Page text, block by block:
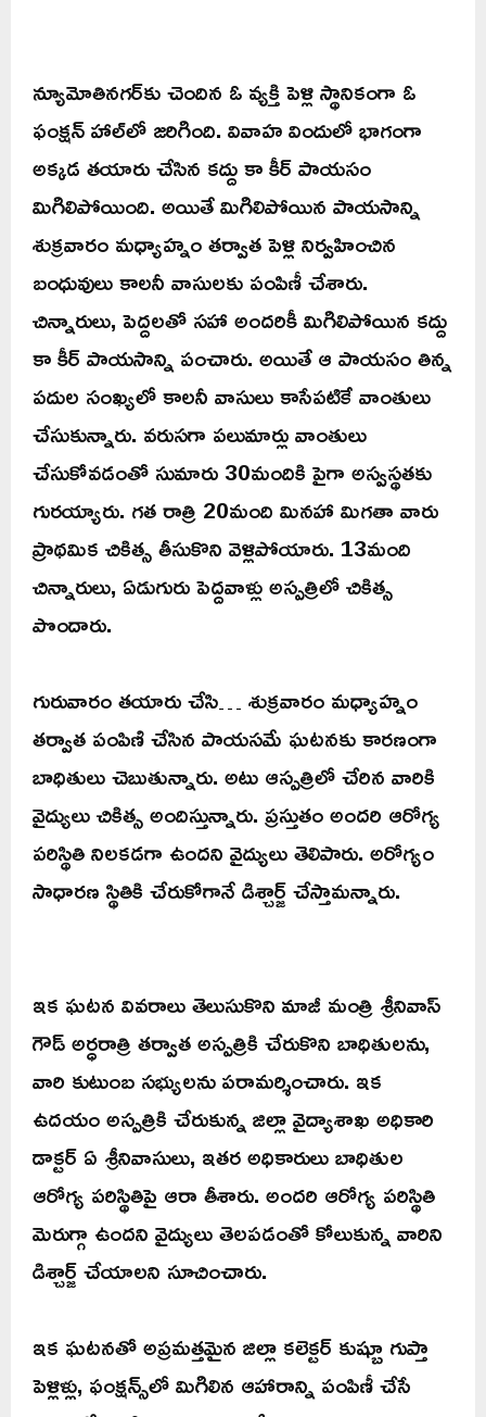
న్యూమోతినగర్‌కు చెందిన ఓ వ్యక్తి పెళ్లి స్థానికంగా ఓ
ఫంక్షన్ హాల్‌లో జరిగింది. వివాహ విందులో భాగంగా
అక్కడ తయారు చేసిన కద్దు కా కీర్ పాయసం
మిగిలిపోయింది. అయితే మిగిలిపోయిన పాయసాన్ని
శుక్రవారం మధ్యాహ్నం తర్వాత పెళ్లి నిర్వహించిన
బంధువులు కాలనీ వాసులకు పంపిణీ చేశారు.
చిన్నారులు, పెద్దలతో సహా అందరికీ మిగిలిపోయిన కద్దు
కా కీర్ పాయసాన్ని పంచారు. అయితే ఆ పాయసం తిన్న
పదుల సంఖ్యలో కాలనీ వాసులు కాసేపటికే వాంతులు
చేసుకున్నారు. వరుసగా పలుమార్లు వాంతులు
చేసుకోవడంతో సుమారు 30మందికి పైగా అస్వస్థతకు
గురయ్యారు. గత రాత్రి 20మంది మినహా మిగతా వారు
ప్రాథమిక చికిత్స తీసుకొని వెళ్లిపోయారు. 13మంది
చిన్నారులు, ఏడుగురు పెద్దవాళ్లు అస్పత్రిలో చికిత్స
పొందారు.
గురువారం తయారు చేసి… శుక్రవారం మధ్యాహ్నం
తర్వాత పంపిణి చేసిన పాయసమే ఘటనకు కారణంగా
బాధితులు చెబుతున్నారు. అటు ఆస్పత్రిలో చేరిన వారికి
వైద్యులు చికిత్స అందిస్తున్నారు. ప్రస్తుతం అందరి ఆరోగ్య
పరిస్థితి నిలకడగా ఉందని వైద్యులు తెలిపారు. అరోగ్యం
సాధారణ స్థితికి చేరుకోగానే డిశ్చార్జ్ చేస్తామన్నారు.
ఇక ఘటన వివరాలు తెలుసుకొని మాజీ మంత్రి శ్రీనివాస్
గౌడ్ అర్ధరాత్రి తర్వాత అస్పత్రికి చేరుకొని బాధితులను,
వారి కుటుంబ సభ్యులను పరామర్శించారు. ఇక
ఉదయం అస్పత్రికి చేరుకున్న జిల్లా వైద్యాశాఖ అధికారి
డాక్టర్ ఏ శ్రీనివాసులు, ఇతర అధికారులు బాధితుల
ఆరోగ్య పరిస్థితిపై ఆరా తీశారు. అందరి ఆరోగ్య పరిస్థితి
మెరుగ్గా ఉందని వైద్యులు తెలపడంతో కోలుకున్న వారిని
డిశ్చార్జ్ చేయాలని సూచించారు.
ఇక ఘటనతో అప్రమత్తమైన జిల్లా కలెక్టర్ కుష్బూ గుప్తా
పెళ్లిళ్లు, ఫంక్షన్స్‌లో మిగిలిన ఆహారాన్ని పంపిణీ చేసే